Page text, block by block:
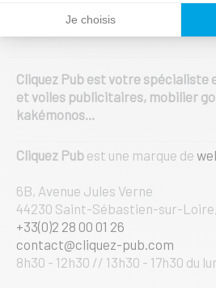
Je choisis
Expert de
Cliquez Pub est votre spécialiste
et voiles publicitaires, mobilier
kakémonos…
Cliquez Pub est une marque de
6B, Avenue Jules Verne
44230 Saint-Sébastien-sur-
+33(0)2 28 00 01 26
contact@cliquez-pub.com
8h30 - 12h30 // 13h30 - 17h30 du